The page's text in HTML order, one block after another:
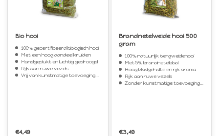
Bio hooi
100% gecertificeerd biologisch hooi
Met een hoog aandeel kruiden
Handgeplukt en luchtig gedroogd
Rijk aan ruwe vezels
Vrij van kunstmatige toevoegingen
€4,49
Brandnetelweide hooi 500
gram
100% natuurlijk bergweidehooi
Met 5% brandnetelblad
Hoog bladgehalte en rijk aroma
Rijk aan ruwe vezels
Zonder kunstmatige toevoegingen
€3,49